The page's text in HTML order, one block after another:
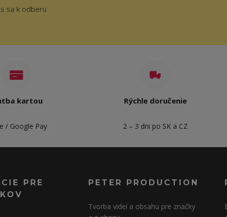
sa k odberu
kartou
/ Google Pay
Rýchle doručenie
2 – 3 dni po SK a CZ
PRE
PETER PRODUCTION
Tvorba videí a obsahu pre značky